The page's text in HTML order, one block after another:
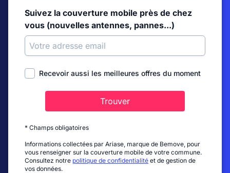
Suivez la couverture mobile près de chez
vous (nouvelles antennes, pannes...)
Recevoir aussi les meilleures offres du moment
Trouver
* Champs obligatoires
Informations collectées par Ariase, marque de Bemove, pour
vous renseigner sur la couverture mobile de votre commune.
Consultez notre politique de confidentialité et de gestion de
vos données.